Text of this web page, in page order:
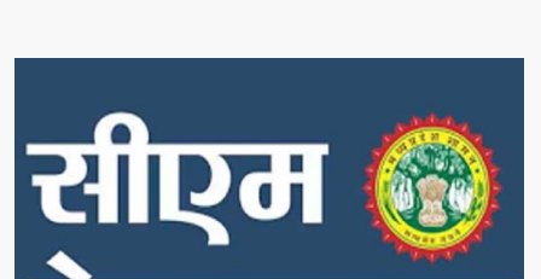
की
शिकायतों